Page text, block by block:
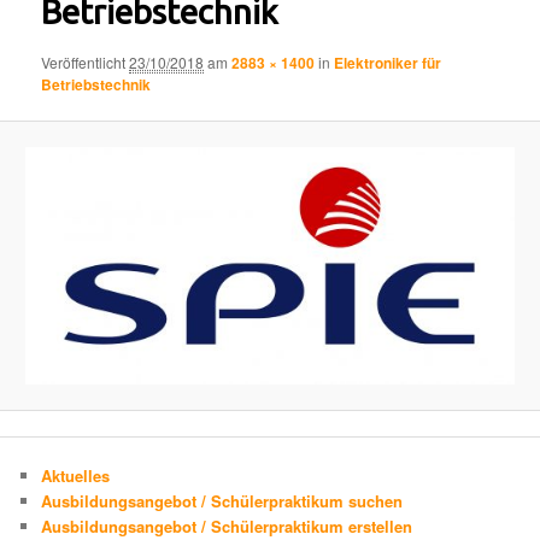
Betriebstechnik
Veröffentlicht23/10/2018 am2883 × 1400in Elektroniker für
Betriebstechnik
Aktuelles
Ausbildungsangebot / Schülerpraktikum suchen
Ausbildungsangebot / Schülerpraktikum erstellen